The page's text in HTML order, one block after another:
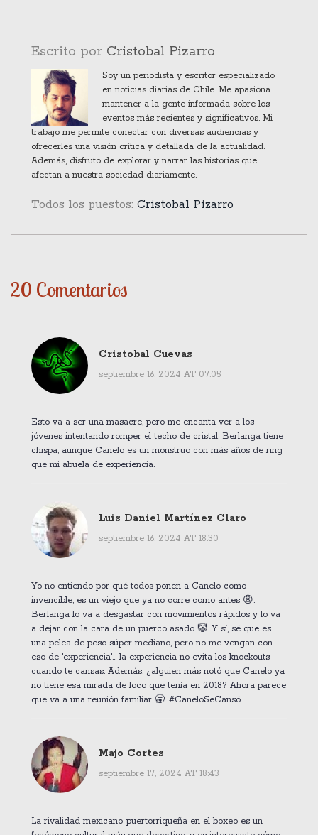
mundo del boxeo espera con ansias este
monumental enfrentamiento.
Escrito por Cristobal Pizarro
Soy un periodista y escritor especializado
en noticias diarias de Chile. Me apasiona
mantener a la gente informada sobre los
eventos más recientes y significativos. Mi
trabajo me permite conectar con diversas audiencias y
ofrecerles una visión crítica y detallada de la actualidad.
Además, disfruto de explorar y narrar las historias que
afectan a nuestra sociedad diariamente.
Todos los puestos: Cristobal Pizarro
20 Comentarios
Cristobal Cuevas
septiembre 16, 2024 AT 07:05
Esto va a ser una masacre, pero me encanta ver a los
jóvenes intentando romper el techo de cristal. Berlanga tiene
chispa, aunque Canelo es un monstruo con más años de ring
que mi abuela de experiencia.
Luis Daniel Martínez Claro
septiembre 16, 2024 AT 18:30
Yo no entiendo por qué todos ponen a Canelo como
invencible, es un viejo que ya no corre como antes 😩.
Berlanga lo va a desgastar con movimientos rápidos y lo va
a dejar con la cara de un puerco asado 🤡. Y sí, sé que es
una pelea de peso súper mediano, pero no me vengan con
eso de 'experiencia'... la experiencia no evita los knockouts
cuando te cansas. Además, ¿alguien más notó que Canelo ya
no tiene esa mirada de loco que tenía en 2018? Ahora parece
que va a una reunión familiar 🥱. #CaneloSeCansó
Majo Cortes
septiembre 17, 2024 AT 18:43
La rivalidad mexicano-puertorriqueña en el boxeo es un